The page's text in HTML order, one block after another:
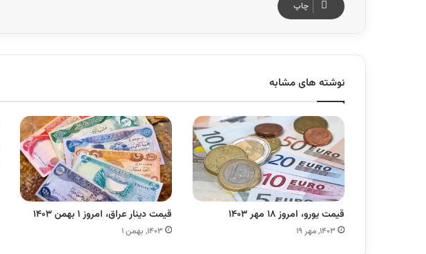
چاپ
نوشته های مشابه
قیمت یورو، امروز ۱۸ مهر ۱۴۰۳
۱۴۰۳, مهر ۱۹
قیمت دینار عراق، امروز ۱ بهمن ۱۴۰۳
۱۴۰۳, بهمن ۱